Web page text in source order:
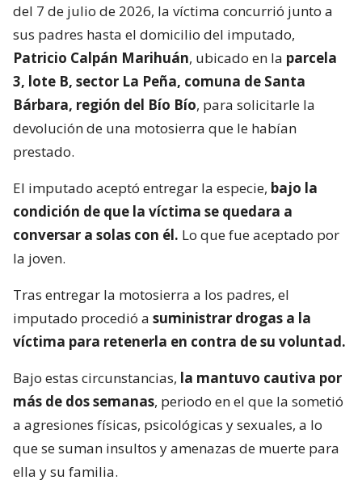
del 7 de julio de 2026, la víctima concurrió junto a
sus padres hasta el domicilio del imputado,
Patricio Calpán Marihuán, ubicado en la parcela
3, lote B, sector La Peña, comuna de Santa
Bárbara, región del Bío Bío, para solicitarle la
devolución de una motosierra que le habían
prestado.
El imputado aceptó entregar la especie, bajo la
condición de que la víctima se quedara a
conversar a solas con él. Lo que fue aceptado por
la joven.
Tras entregar la motosierra a los padres, el
imputado procedió a suministrar drogas a la
víctima para retenerla en contra de su voluntad.
Bajo estas circunstancias, la mantuvo cautiva por
más de dos semanas, periodo en el que la sometió
a agresiones físicas, psicológicas y sexuales, a lo
que se suman insultos y amenazas de muerte para
ella y su familia.